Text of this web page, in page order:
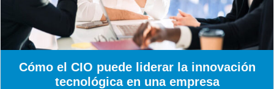
Cómo el CIO puede liderar la innovación
tecnológica en una empresa